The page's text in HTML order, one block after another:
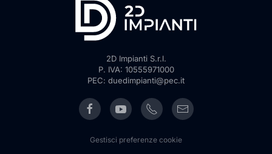
2D Impianti S.r.l.
P. IVA: 10555971000
PEC: duedimpianti@pec.it
Gestisci preferenze cookie